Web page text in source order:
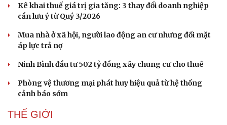
Kê khai thuế giá trị gia tăng: 3 thay đổi doanh nghiệp
cần lưu ý từ Quý 3/2026
Mua nhà ở xã hội, người lao động an cư nhưng đối mặt
áp lực trả nợ
Ninh Bình đầu tư 502 tỷ đồng xây chung cư cho thuê
Phòng vệ thương mại phát huy hiệu quả từ hệ thống
cảnh báo sớm
THẾ GIỚI